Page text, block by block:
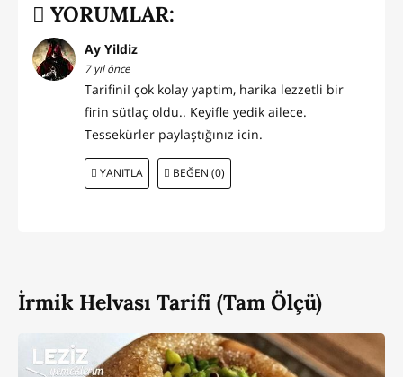
YORUMLAR:
Ay Yildiz
7 yıl önce
TarifiniI çok kolay yaptim, harika lezzetli bir
firin sütlaç oldu.. Keyifle yedik ailece.
Tessekürler paylaştığınız icin.
YANITLA BEĞEN (0)
İrmik Helvası Tarifi (Tam Ölçü)